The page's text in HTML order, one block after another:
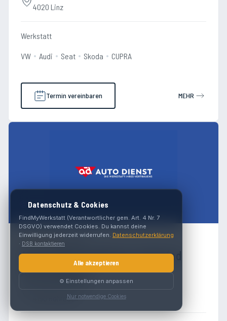
4020 Linz
Werkstatt
VW Audi Seat Skoda CUPRA
Termin vereinbaren MEHR
4.7
Automobile Kandlbinder GmbH (ad
AUTO DIENST)
Umfahrung-Süd 7a
4150 Rohrbach
Datenschutz & Cookies
FindMyWerkstatt (Verantwortlicher gem. Art. 4 Nr. 7
DSGVO) verwendet Cookies. Du kannst deine
Einwilligung jederzeit widerrufen. Datenschutzerklärung
· DSB kontaktieren
Alle akzeptieren
⚙️ Einstellungen anpassen
Nur notwendige Cookies